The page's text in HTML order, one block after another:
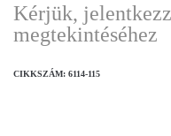
Kérjük,
megtekintéséhez
CIKKSZÁM: 6114-115